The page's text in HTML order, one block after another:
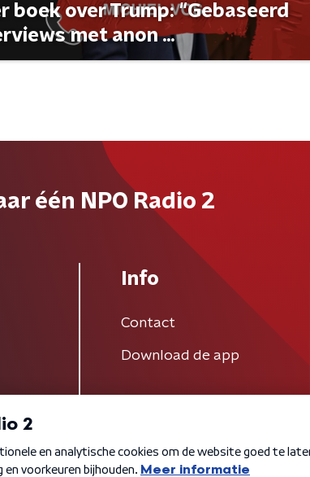
boek over Trump: "Gebaseerd
met anon ...
één NPO Radio 2
Info
Contact
Download de app